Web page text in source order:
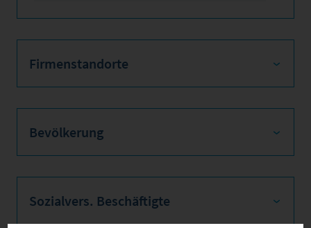
Firmenstandorte
Bevölkerung
Sozialvers. Beschäftigte